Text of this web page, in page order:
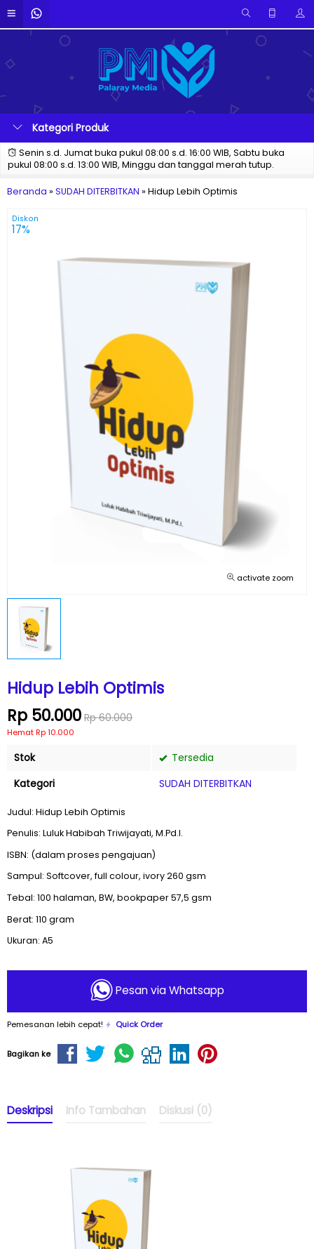
Kategori Produk
Senin s.d. Jumat buka pukul 08:00 s.d. 16:00 WIB, Sabtu buka
pukul 08:00 s.d. 13:00 WIB, Minggu dan tanggal merah tutup.
Beranda » SUDAH DITERBITKAN » Hidup Lebih Optimis
activate zoom
Diskon
17%
Hidup Lebih Optimis
Rp 50.000 Rp 60.000
Hemat Rp 10.000
Stok
Tersedia
Kategori
SUDAH DITERBITKAN
Judul: Hidup Lebih Optimis
Penulis: Luluk Habibah Triwijayati, M.Pd.I.
ISBN: (dalam proses pengajuan)
Sampul: Softcover, full colour, ivory 260 gsm
Tebal: 100 halaman, BW, bookpaper 57,5 gsm
Berat: 110 gram
Ukuran: A5
Pesan via Whatsapp
Pemesanan lebih cepat! Quick Order
Bagikan ke
Deskripsi Info Tambahan Diskusi (0)